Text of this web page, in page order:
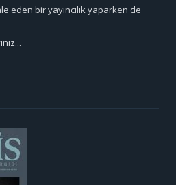
eden bir yayıncılık yaparken de